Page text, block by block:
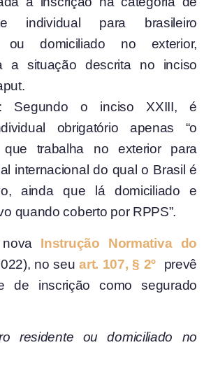
individual para brasileiro
ou domiciliado no exterior,
a situação descrita no inciso
: Segundo o inciso XXIII, é
obrigatório apenas “o
que trabalha no exterior para
internacional do qual o Brasil é
ainda que lá domiciliado e
quando coberto por RPPS”.
Instrução Normativa do
no seuart. 107, § 2º
prevê
de inscrição como segurado
residente ou domiciliado no